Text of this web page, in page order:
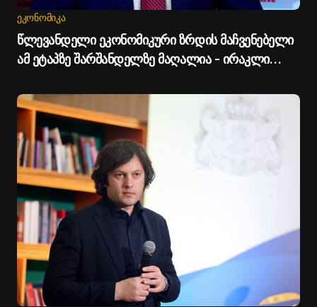
ᲔᲙᲝᲜᲝᲛᲘᲙᲐ
წლევანდელი ეკონომიკური ზრდის მაჩვენებელი
ამ ეტაპზე შარშანდელზე მაღალია - ირაკლი